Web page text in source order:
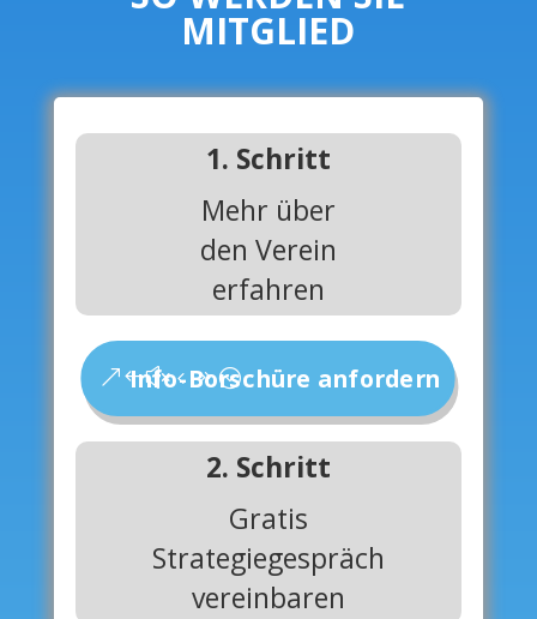
MITGLIED
1. Schritt
Mehr über
den Verein
erfahren
Info-Borschüre anfordern
2. Schritt
Gratis
Strategiegespräch
vereinbaren